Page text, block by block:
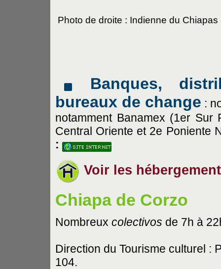
Photo de droite : Indienne du
Banques,
bureaux de change :
notamment Banamex (1er Sur
Central Oriente et 2e Poniente
:
Voir les
Chiapa de Corzo
Nombreux colectivos de 7h à
Direction du Tourisme culturel :
104.